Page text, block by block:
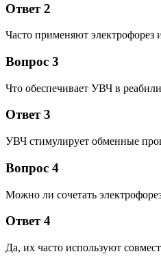
Ответ 2
Часто применяют электрофорез
Вопрос 3
Что обеспечивает УВЧ в
Ответ 3
УВЧ стимулирует обменные
Вопрос 4
Можно ли сочетать
Ответ 4
Да, их часто используют